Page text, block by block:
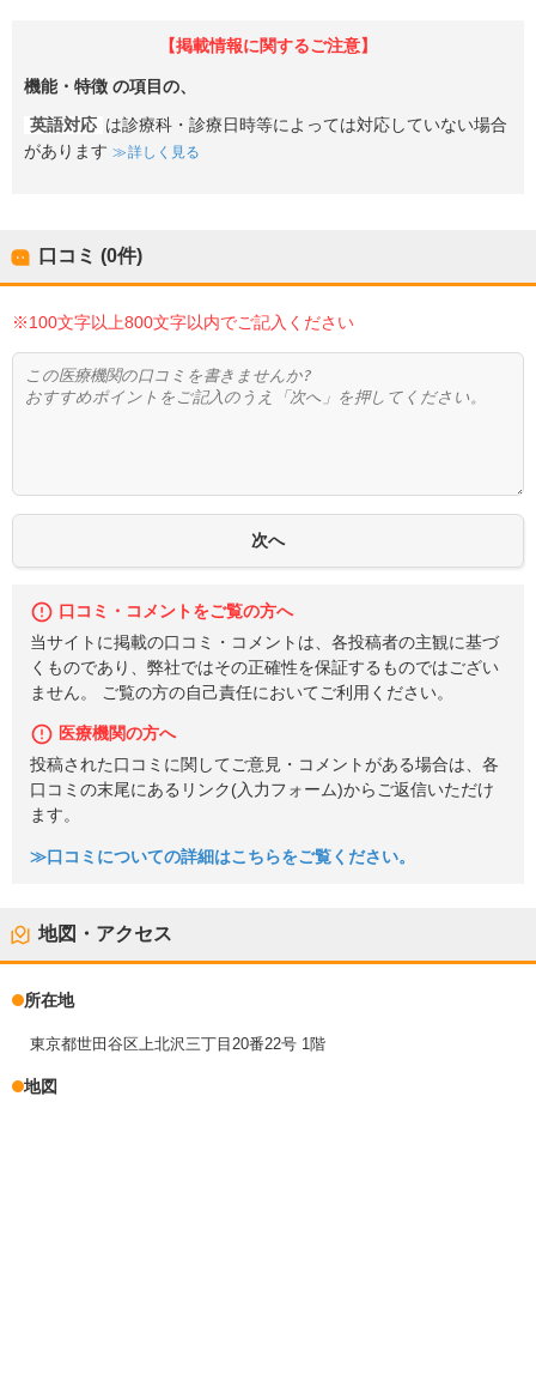
【掲載情報に関するご注意】
機能・特徴 の項目の、
英語対応 は診療科・診療日時等によっては対応していない場合
があります
詳しく見る
口コミ (0件)
※100文字以上800文字以内でご記入ください
口コミ・コメントをご覧の方へ
当サイトに掲載の口コミ・コメントは、各投稿者の主観に基づ
くものであり、弊社ではその正確性を保証するものではござい
ません。 ご覧の方の自己責任においてご利用ください。
医療機関の方へ
投稿された口コミに関してご意見・コメントがある場合は、各
口コミの末尾にあるリンク(入力フォーム)からご返信いただけ
ます。
≫口コミについての詳細はこちらをご覧ください。
地図・アクセス
所在地
東京都世田谷区上北沢三丁目20番22号 1階
地図